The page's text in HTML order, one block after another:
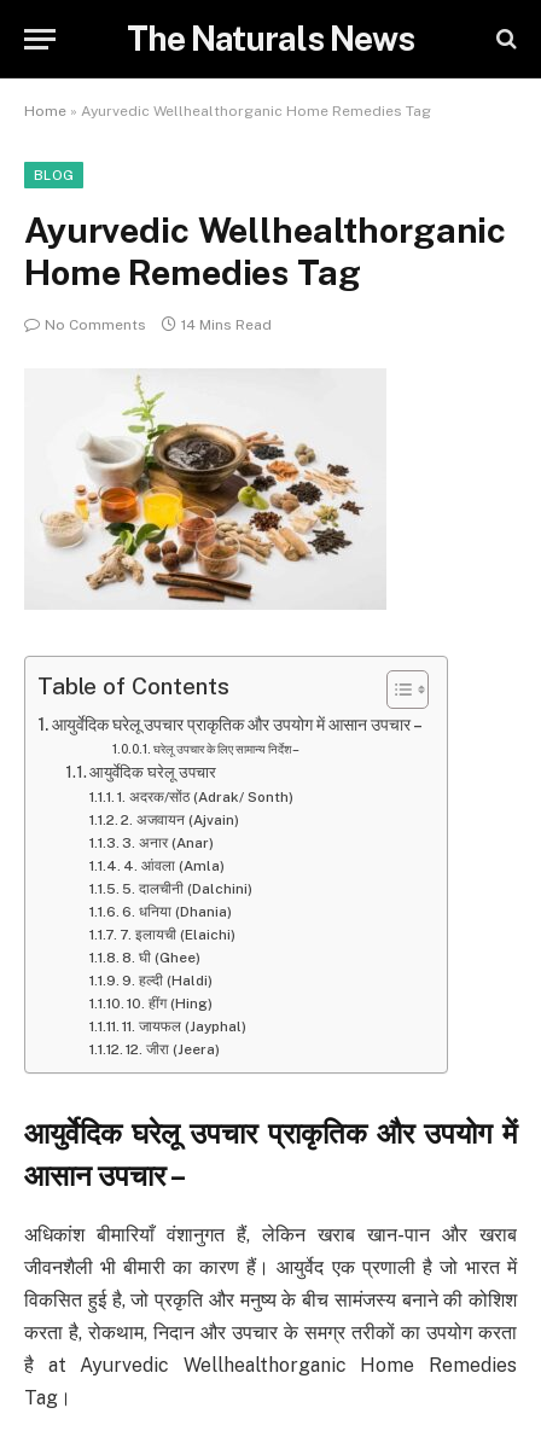
The Naturals News
Home » Ayurvedic Wellhealthorganic Home Remedies Tag
BLOG
Ayurvedic Wellhealthorganic
Home Remedies Tag
No Comments 14 Mins Read
Table of Contents
आयुर्वेदिक घरेलू उपचार प्राकृतिक और उपयोग में आसान उपचार –
घरेलू उपचार के लिए सामान्य निर्देश –
आयुर्वेदिक घरेलू उपचार
1. अदरक/सोंठ (Adrak/ Sonth)
2. अजवायन (Ajvain)
3. अनार (Anar)
4. आंवला (Amla)
5. दालचीनी (Dalchini)
6. धनिया (Dhania)
7. इलायची (Elaichi)
8. घी (Ghee)
9. हल्दी (Haldi)
10. हींग (Hing)
11. जायफल (Jayphal)
12. जीरा (Jeera)
आयुर्वेदिक घरेलू उपचार प्राकृतिक और उपयोग में
आसान उपचार–
अधिकांश बीमारियाँ वंशानुगत हैं, लेकिन खराब खान-पान और खराब
जीवनशैली भी बीमारी का कारण हैं। आयुर्वेद एक प्रणाली है जो भारत में
विकसित हुई है, जो प्रकृति और मनुष्य के बीच सामंजस्य बनाने की कोशिश
करता है, रोकथाम, निदान और उपचार के समग्र तरीकों का उपयोग करता
है at Ayurvedic Wellhealthorganic Home Remedies
Tag।